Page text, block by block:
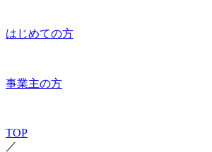
はじめての方
事業主の方
TOP
／